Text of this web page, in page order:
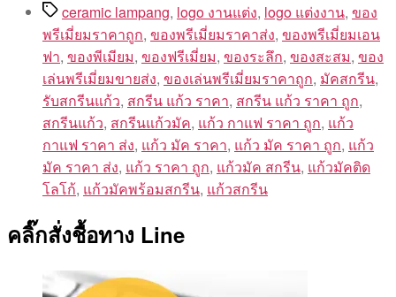
Tagsceramic lampang, logo งานแต่ง, logo แต่งงาน, ของ
พรีเมี่ยมราคาถูก, ของพรีเมี่ยมราคาส่ง, ของพรีเมี่ยมเอน
ฟา, ของพีเมียม, ของฟรีเมี่ยม, ของระลึก, ของสะสม, ของ
เล่นพรีเมี่ยมขายส่ง, ของเล่นพรีเมี่ยมราคาถูก, มัคสกรีน,
รับสกรีนแก้ว, สกรีน แก้ว ราคา, สกรีน แก้ว ราคา ถูก,
สกรีนแก้ว, สกรีนแก้วมัค, แก้ว กาแฟ ราคา ถูก, แก้ว
กาแฟ ราคา ส่ง, แก้ว มัค ราคา, แก้ว มัค ราคา ถูก, แก้ว
มัค ราคา ส่ง, แก้ว ราคา ถูก, แก้วมัค สกรีน, แก้วมัคติด
โลโก้, แก้วมัคพร้อมสกรีน, แก้วสกรีน
คลิ๊กสั่งชื้อทาง Line